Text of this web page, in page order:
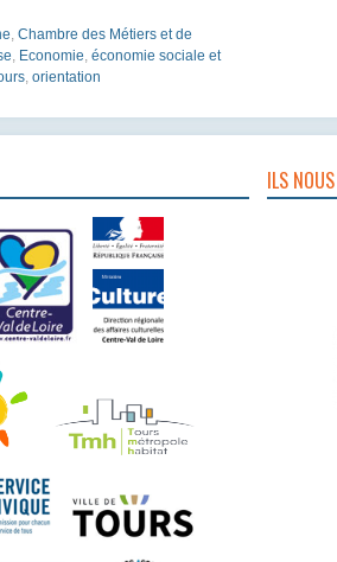
, Chambre des Métiers et de
, Economie, économie sociale et
, orientation
ILS